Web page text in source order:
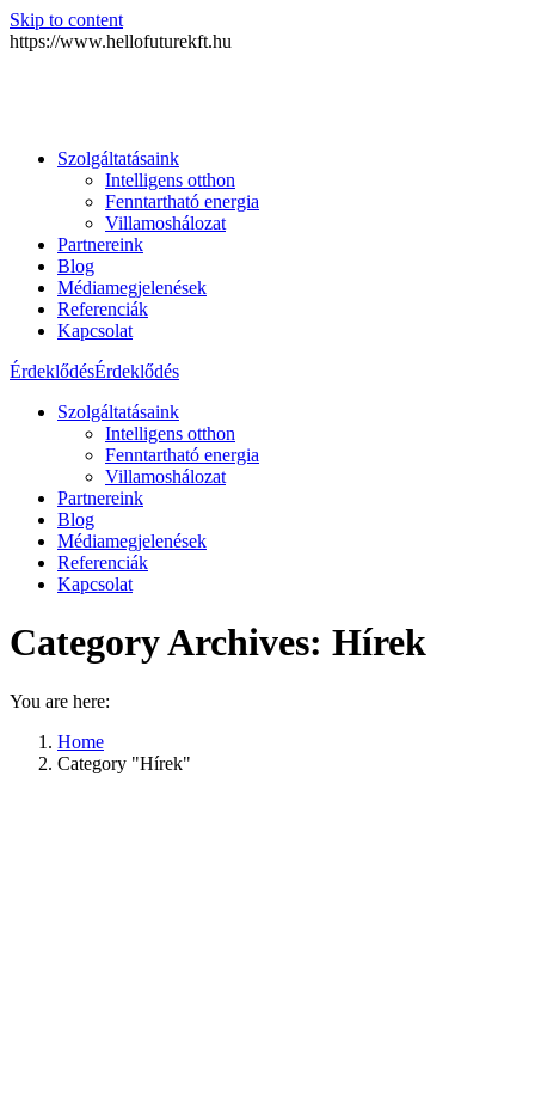
Skip to content
https://www.hellofuturekft.hu
Szolgáltatásaink
Intelligens otthon
Fenntartható energia
Villamoshálozat
Partnereink
Blog
Médiamegjelenések
Referenciák
Kapcsolat
ÉrdeklődésÉrdeklődés
Szolgáltatásaink
Intelligens otthon
Fenntartható energia
Villamoshálozat
Partnereink
Blog
Médiamegjelenések
Referenciák
Kapcsolat
Category Archives: Hírek
You are here:
Home
Category "Hírek"